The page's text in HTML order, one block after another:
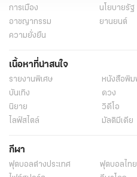
การเมือง
นโยบายรัฐ
อาชญากรรม
ยานยนต์
ความยั่งยืน
เนื้อหาที่น่าสนใจ
รายงานพิเศษ หนังสือพิ
บันเทิง
ดวง
นิยาย
วิดีโอ
ไลฟ์สไตล์
มัลติมีเดีย
กีฬา
ฟุตบอลต่่างประเทศ ฟุตบอลไทย